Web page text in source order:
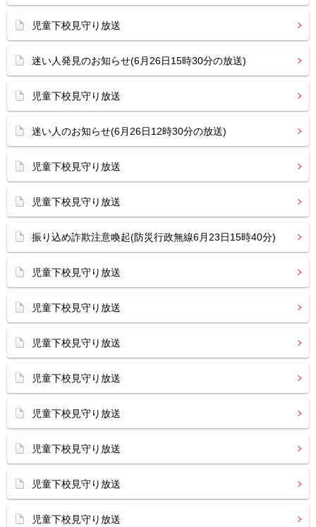
児童下校見守り放送
迷い人発見のお知らせ(6月26日15時30分の放送)
児童下校見守り放送
迷い人のお知らせ(6月26日12時30分の放送)
児童下校見守り放送
児童下校見守り放送
振り込め詐欺注意喚起(防災行政無線6月23日15時40分)
児童下校見守り放送
児童下校見守り放送
児童下校見守り放送
児童下校見守り放送
児童下校見守り放送
児童下校見守り放送
児童下校見守り放送
児童下校見守り放送